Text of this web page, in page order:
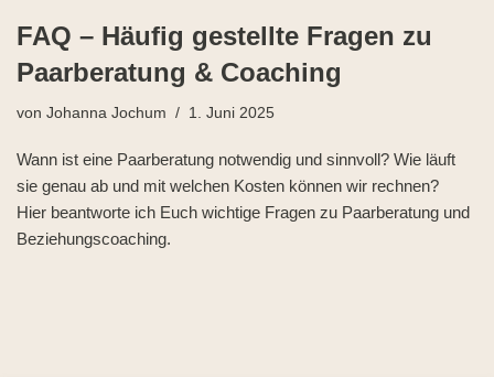
FAQ – Häufig gestellte Fragen zu
Paarberatung & Coaching
von Johanna Jochum 1. Juni 2025
Wann ist eine Paarberatung notwendig und sinnvoll? Wie läuft
sie genau ab und mit welchen Kosten können wir rechnen?
Hier beantworte ich Euch wichtige Fragen zu Paarberatung und
Beziehungscoaching.